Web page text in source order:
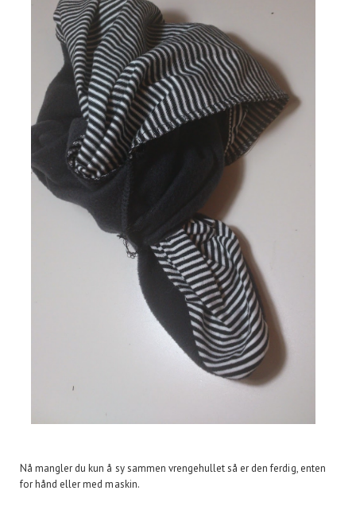
Nå mangler du kun å sy sammen vrengehullet så er den ferdig, enten
for hånd eller med maskin.